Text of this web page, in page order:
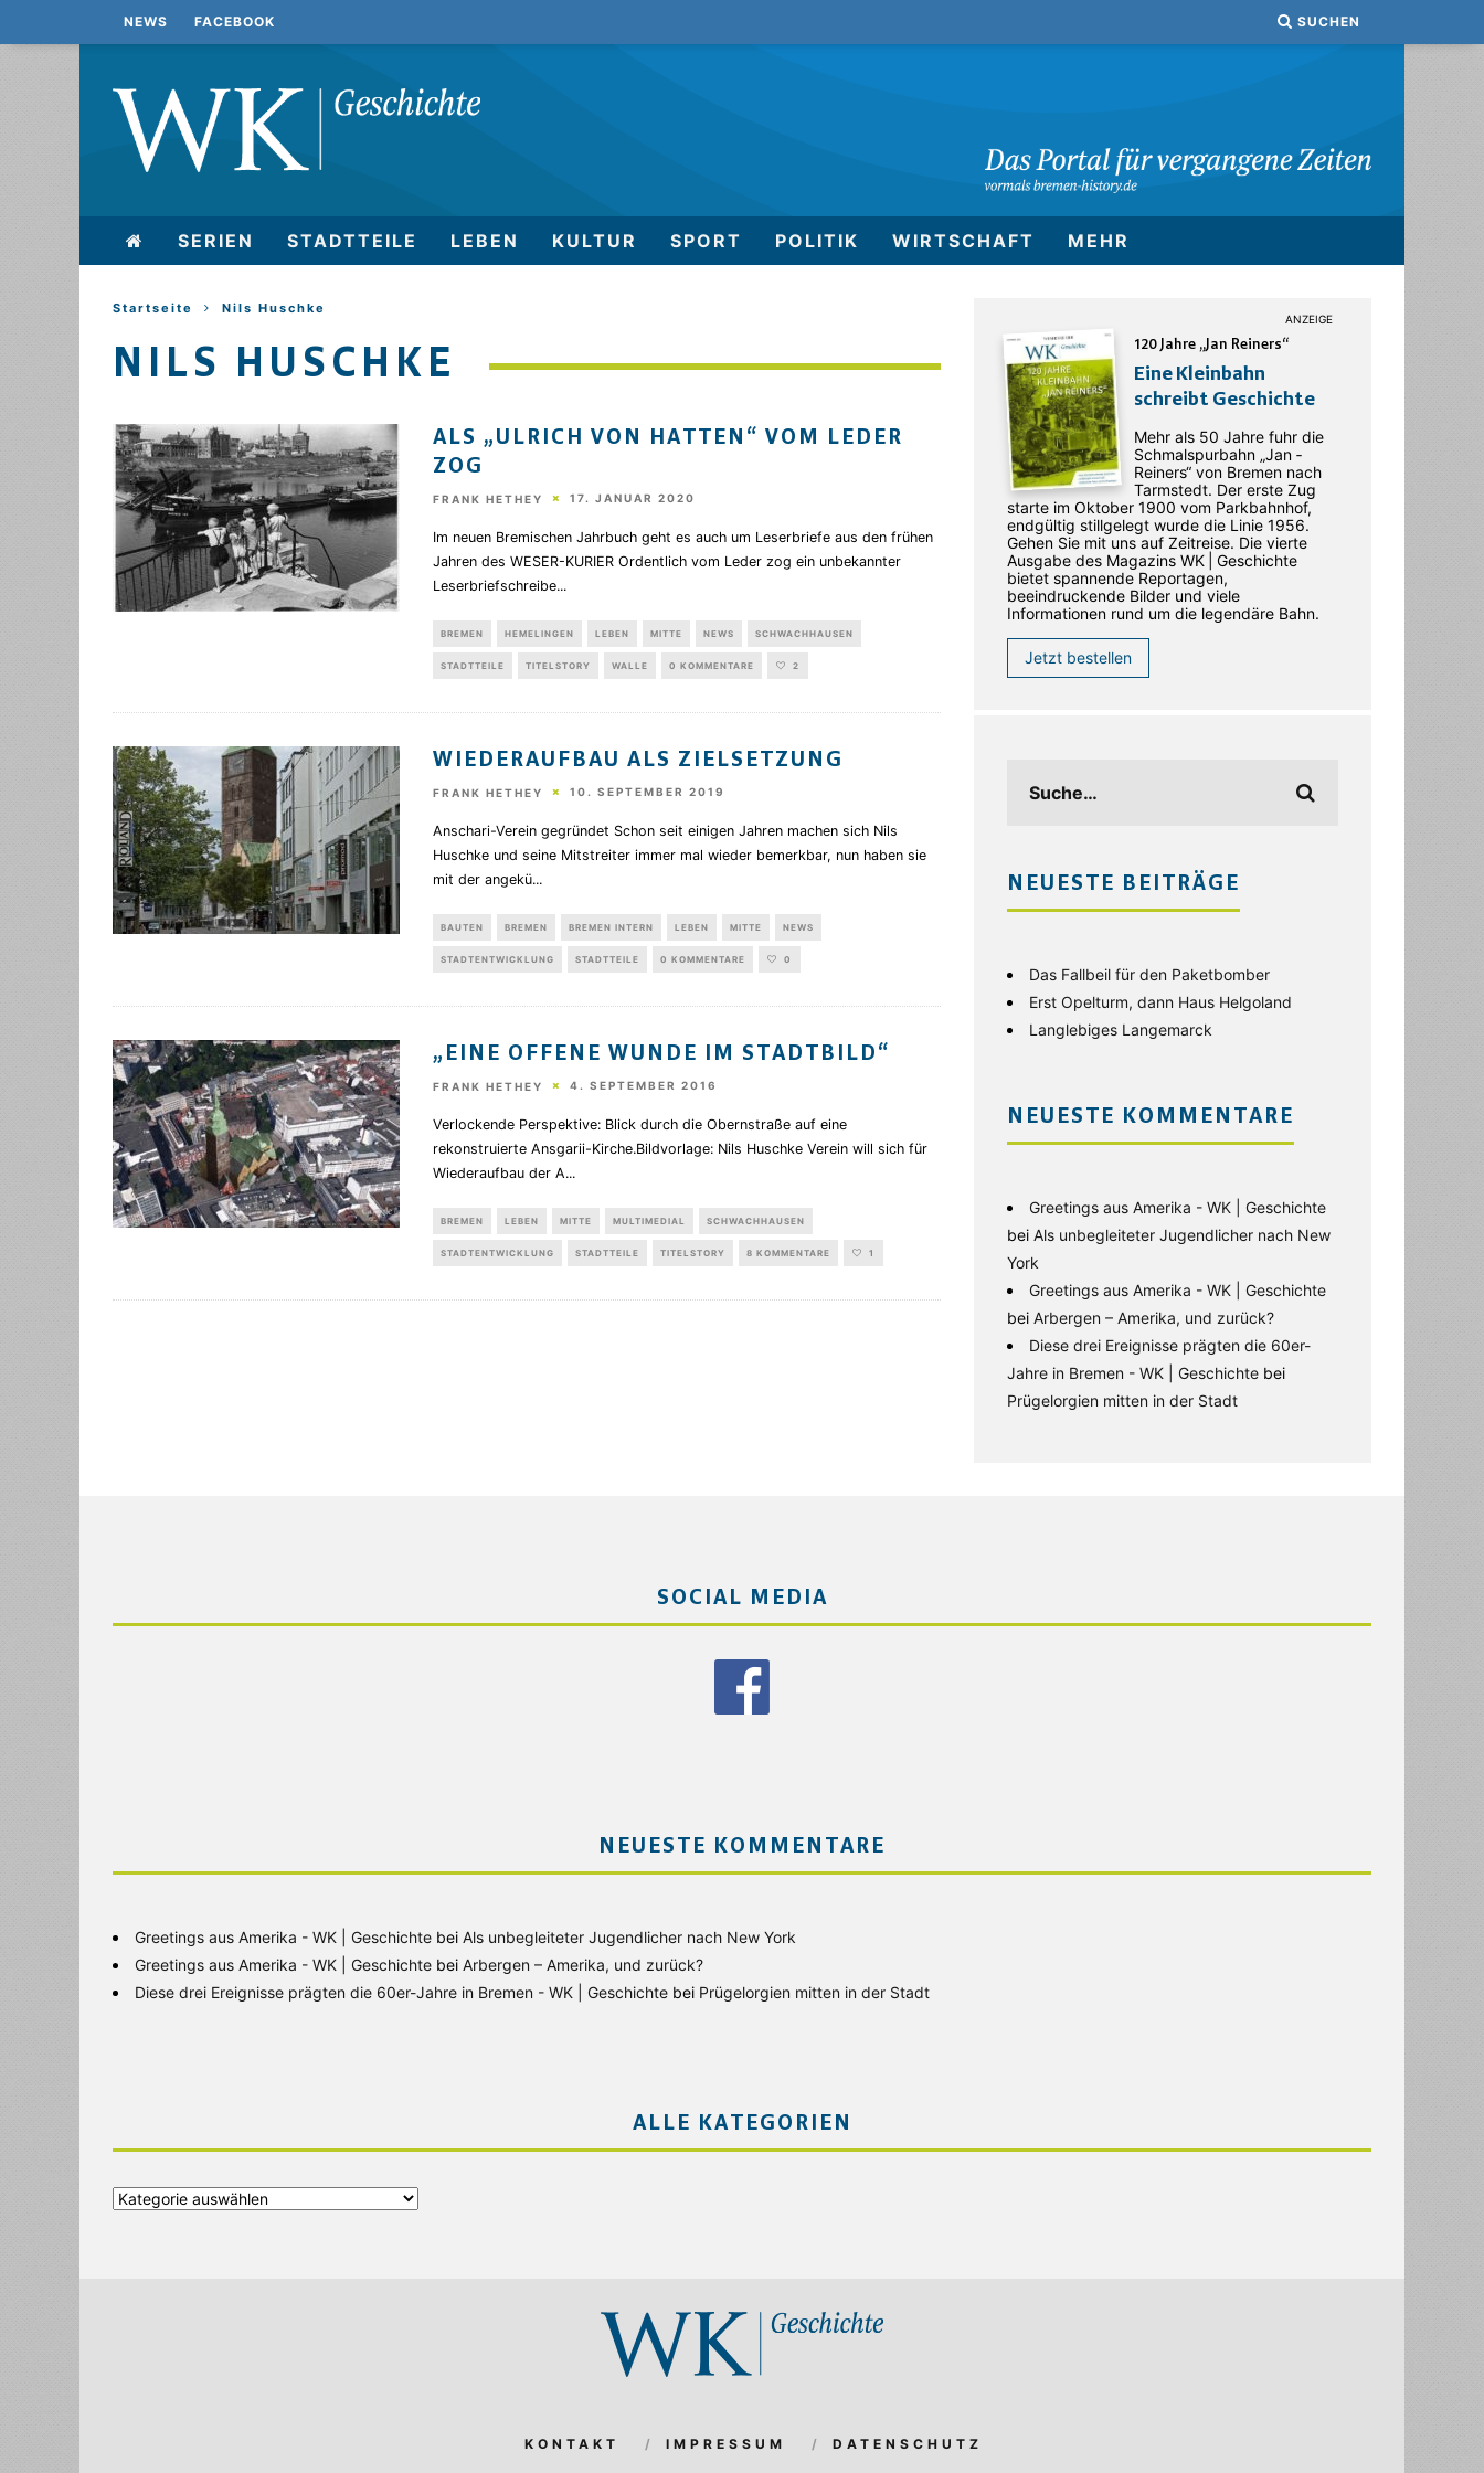
NEWS FACEBOOK SUCHEN
SERIEN STADTTEILE LEBEN KULTUR SPORT POLITIK WIRTSCHAFT MEHR
Startseite Nils Huschke
NILS HUSCHKE
ALS „ULRICH VON HATTEN“ VOM LEDER
ZOG
FRANK HETHEY 17. JANUAR 2020
Im neuen Bremischen Jahrbuch geht es auch um Leserbriefe aus den frühen
Jahren des WESER-KURIER Ordentlich vom Leder zog ein unbekannter
Leserbriefschreibe...
BREMEN HEMELINGEN LEBEN MITTE NEWS SCHWACHHAUSEN
STADTTEILE TITELSTORY WALLE 0 KOMMENTARE 2
WIEDERAUFBAU ALS ZIELSETZUNG
FRANK HETHEY 10. SEPTEMBER 2019
Anschari-Verein gegründet Schon seit einigen Jahren machen sich Nils
Huschke und seine Mitstreiter immer mal wieder bemerkbar, nun haben sie
mit der angekü...
BAUTEN BREMEN BREMEN INTERN LEBEN MITTE NEWS
STADTENTWICKLUNG STADTTEILE 0 KOMMENTARE 0
„EINE OFFENE WUNDE IM STADTBILD“
FRANK HETHEY 4. SEPTEMBER 2016
Verlockende Perspektive: Blick durch die Obernstraße auf eine
rekonstruierte Ansgarii-Kirche.Bildvorlage: Nils Huschke Verein will sich für
Wiederaufbau der A...
BREMEN LEBEN MITTE MULTIMEDIAL SCHWACHHAUSEN
STADTENTWICKLUNG STADTTEILE TITELSTORY 8 KOMMENTARE 1
120 Jahre „Jan Reiners“
Eine Kleinbahn
schreibt Geschichte
Mehr als 50 Jahre fuhr die
Schmalspurbahn „Jan ­
Reiners“ von Bremen nach
Tarmstedt. Der erste Zug
starte im Oktober 1900 vom Parkbahnhof,
endgültig stillgelegt wurde die Linie 1956.
Gehen Sie mit uns auf Zeitreise. Die vierte
Ausgabe des ­Magazins WK | Geschichte
bietet spannende Reportagen,
beeindruckende Bilder und viele
Informationen rund um die legendäre Bahn.
Jetzt bestellen
NEUESTE BEITRÄGE
Das Fallbeil für den Paketbomber
Erst Opelturm, dann Haus Helgoland
Langlebiges Langemarck
NEUESTE KOMMENTARE
Greetings aus Amerika - WK | Geschichte
bei Als unbegleiteter Jugendlicher nach New
York
Greetings aus Amerika - WK | Geschichte
bei Arbergen – Amerika, und zurück?
Diese drei Ereignisse prägten die 60er-
Jahre in Bremen - WK | Geschichte bei
Prügelorgien mitten in der Stadt
SOCIAL MEDIA
NEUESTE KOMMENTARE
Greetings aus Amerika - WK | Geschichte bei Als unbegleiteter Jugendlicher nach New York
Greetings aus Amerika - WK | Geschichte bei Arbergen – Amerika, und zurück?
Diese drei Ereignisse prägten die 60er-Jahre in Bremen - WK | Geschichte bei Prügelorgien mitten in der Stadt
ALLE KATEGORIEN
Alle
KONTAKT IMPRESSUM DATENSCHUTZ